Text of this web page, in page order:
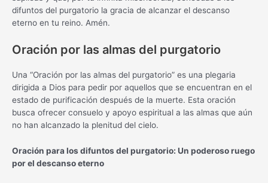
difuntos del purgatorio la gracia de alcanzar el descanso
eterno en tu reino. Amén.
Oración por las almas del purgatorio
Una “Oración por las almas del purgatorio” es una plegaria
dirigida a Dios para pedir por aquellos que se encuentran en el
estado de purificación después de la muerte. Esta oración
busca ofrecer consuelo y apoyo espiritual a las almas que aún
no han alcanzado la plenitud del cielo.
Oración para los difuntos del purgatorio: Un poderoso ruego
por el descanso eterno